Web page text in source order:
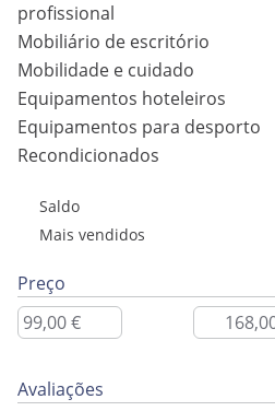
profissional
Mobiliário de escritório
Mobilidade e cuidado
Equipamentos hoteleiros
Equipamentos para desporto
Recondicionados
Saldo
Mais vendidos
Preço
Avaliações